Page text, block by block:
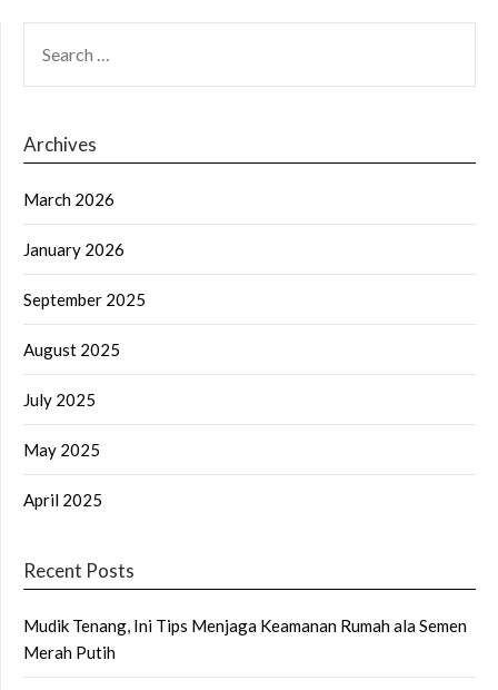
FOR:
Archives
March 2026
January 2026
September 2025
August 2025
July 2025
May 2025
April 2025
Recent Posts
Mudik Tenang, Ini Tips Menjaga Keamanan Rumah ala Semen
Merah Putih